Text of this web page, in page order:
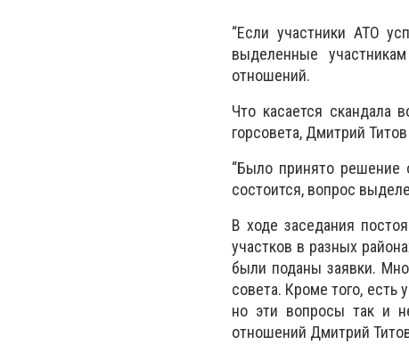
“Если участники АТО
выделенные
отношений.
Что касается скандала
горсовета, Дмитрий
“Было принято решение
состоится, вопрос
В ходе заседания
участков в разных
были поданы заявки.
совета. Кроме того, есть
но эти вопросы так и
отношений Дмитрий